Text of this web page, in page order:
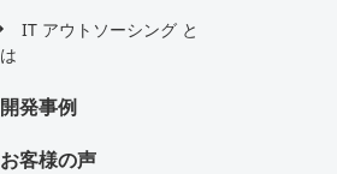
IT アウトソーシング と
は
開発事例
お客様の声